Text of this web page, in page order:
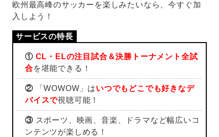
欧州最高峰のサッカーを楽しみたいなら、今すぐ加
入しよう！
① CL・ELの注目試合＆決勝トーナメント全試
合を堪能できる！
②「WOWOW」はいつでもどこでも好きなデ
バイスで視聴可能！
③スポーツ、映画、音楽、ドラマなど幅広いコ
ンテンツが楽しめる！